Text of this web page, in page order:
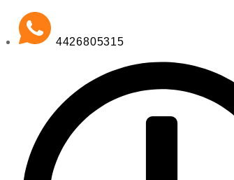
4426805315